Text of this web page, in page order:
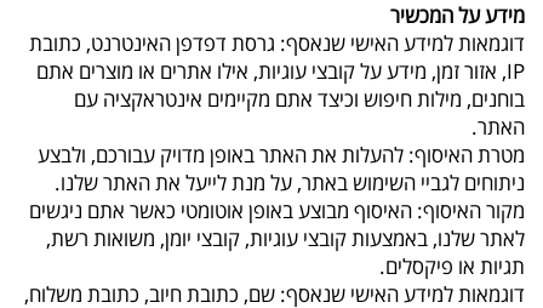
מידע על המכשיר
דוגמאות למידע האישי שנאסף: גרסת דפדפן האינטרנט, כתובת
IP, אזור זמן, מידע על קובצי עוגיות, אילו אתרים או מוצרים אתם
בוחנים, מילות חיפוש וכיצד אתם מקיימים אינטראקציה עם
האתר.
מטרת האיסוף: להעלות את האתר באופן מדויק עבורכם, ולבצע
ניתוחים לגביי השימוש באתר, על מנת לייעל את האתר שלנו.
מקור האיסוף: האיסוף מבוצע באופן אוטומטי כאשר אתם ניגשים
לאתר שלנו, באמצעות קובצי עוגיות, קובצי יומן, משואות רשת,
תגיות או פיקסלים.
דוגמאות למידע האישי שנאסף: שם, כתובת חיוב, כתובת משלוח,